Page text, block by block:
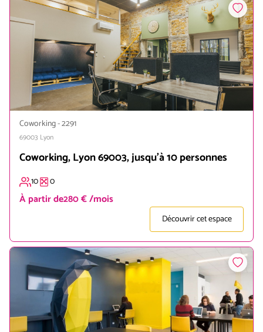
Coworking-2291
69003 Lyon
Coworking, Lyon 69003, jusqu'à 10 personnes
10 0
À partir de280 € /mois
Découvrir cet espace